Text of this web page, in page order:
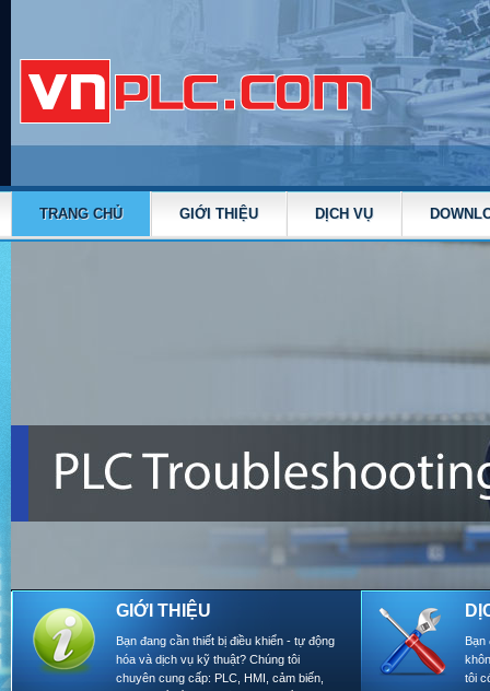
TRANG CHỦ GIỚI THIỆU DỊCH VỤ
GIỚI THIỆU
Bạn đang cần thiết bị điều khiển - tự động
hóa và dịch vụ kỹ thuật? Chúng tôi
chuyên cung cấp: PLC, HMI, cảm biến,
Bạn
tôi